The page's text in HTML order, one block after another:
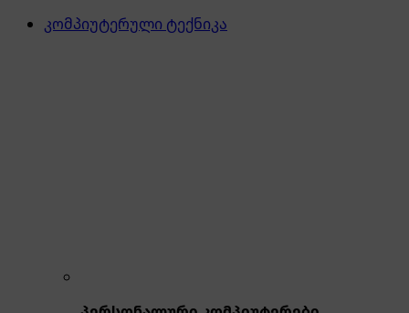
კომპიუტერული ტექნიკა